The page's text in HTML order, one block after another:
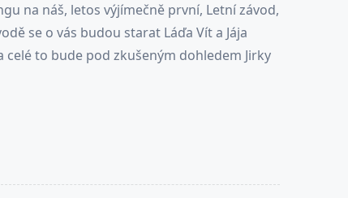
na náš, letos výjímečně první, Letní závod,
se o vás budou starat Láďa Vít a Jája
to bude pod zkušeným dohledem Jirky